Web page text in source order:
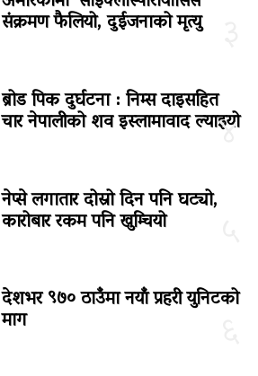
संक्रमण फैलियो, दुईजनाको मृत्यु
४
ब्रोड पिक दुर्घटना : निम्स दाइसहित
चार नेपालीको शव इस्लामावाद ल्याइयो
नेप्से लगातार दोस्रो दिन पनि घट्यो,
कारोबार रकम पनि खुम्चियो
देशभर ९७० ठाउँमा नयाँ प्रहरी युनिटको
माग